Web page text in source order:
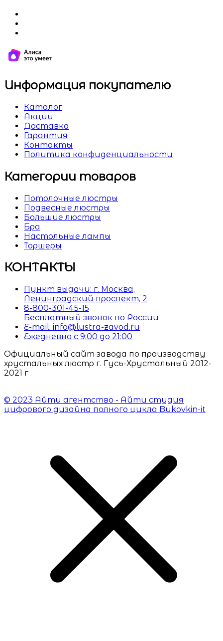
Информация покупателю
Каталог
Акции
Доставка
Гарантия
Контакты
Политика конфиденциальности
Категории товаров
Потолочные люстры
Подвесные люстры
Большие люстры
Бра
Настольные лампы
Торшеры
КОНТАКТЫ
Пункт выдачи: г. Москва,
Ленинградский проспект, 2
8-800-301-45-15
Бесплатный звонок по России
E-mail: info@lustra-zavod.ru
Ежедневно с 9:00 до 21:00
Официальный сайт завода по производству
хрустальных люстр г. Гусь-Хрустальный 2012-
2021 г
© 2023 Айти агентство - Айти студия
цифрового дизайна полного цикла Bukovkin-it